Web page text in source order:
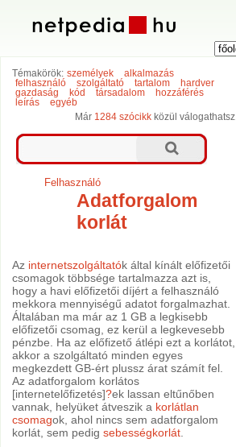
Témakörök: személyek
alkalmazás
felhasználó
szolgáltató tartalom
hardver
gazdaság
kód társadalom
hozzáférés
leírás
egyéb
Már 1284 szócikk közül válogathatsz.
Felhasználó
Adatforgalom
korlát
Az internetszolgáltatók által kínált előfizetői
csomagok többsége tartalmazza azt is,
hogy a havi előfizetői díjért a felhasználó
mekkora mennyiségű adatot forgalmazhat.
Általában ma már az 1 GB a legkisebb
előfizetői csomag, ez kerül a legkevesebb
pénzbe. Ha az előfizető átlépi ezt a korlátot,
akkor a szolgáltató minden egyes
megkezdett GB-ért plussz árat számít fel.
Az adatforgalom korlátos
[internetelőfizetés]?ek lassan eltűnőben
vannak, helyüket átveszik a korlátlan
csomagok, ahol nincs sem adatforgalom
korlát, sem pedigsebességkorlát